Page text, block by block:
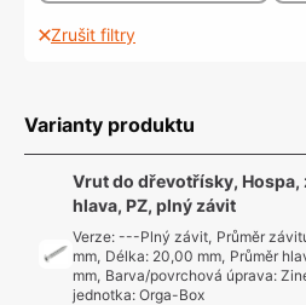
Zrušit filtry
Varianty produktu
Vrut do dřevotřísky, Hospa,
hlava, PZ, plný závit
Verze: ---Plný závit, Průměr
mm, Délka: 20,00 mm, Průměr
mm, Barva/povrchová úprava:
jednotka: Orga-Box